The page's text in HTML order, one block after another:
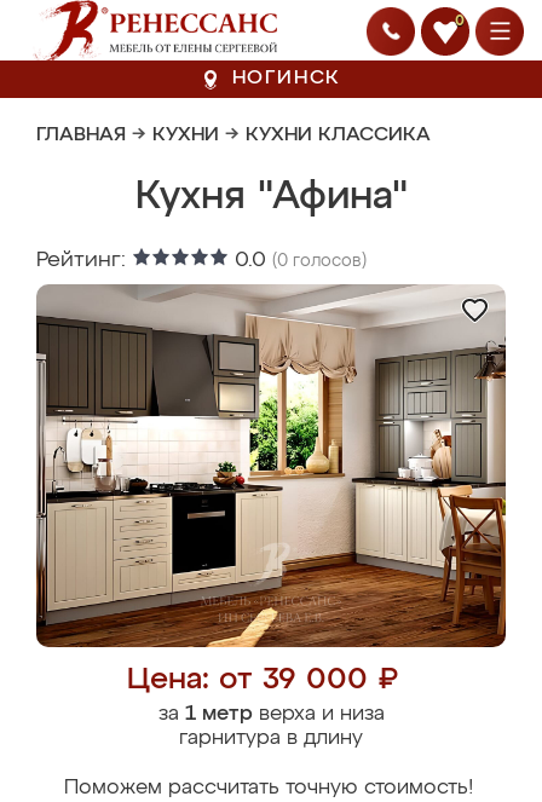
0
НОГИНСК
ГЛАВНАЯ → КУХНИ → КУХНИ КЛАССИКА
Кухня "Афина"
Рейтинг: 0.0 (0 голосов)
Цена: от 39 000 ₽
за 1 метрверха и низа
гарнитура в длину
Поможем рассчитать точную стоимость!